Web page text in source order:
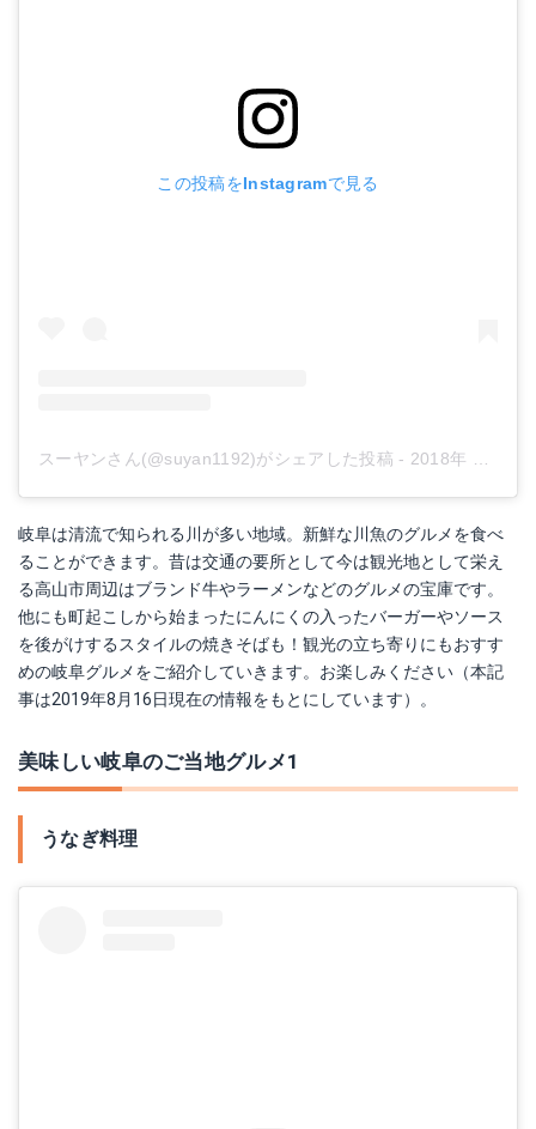
この投稿をInstagramで見る
スーヤンさん(@suyan1192)がシェアした投稿 - 2018年 8月月4日午前6時40分PDT
岐阜は清流で知られる川が多い地域。新鮮な川魚のグルメを食べ
ることができます。昔は交通の要所として今は観光地として栄え
る高山市周辺はブランド牛やラーメンなどのグルメの宝庫です。
他にも町起こしから始まったにんにくの入ったバーガーやソース
を後がけするスタイルの焼きそばも！観光の立ち寄りにもおすす
めの岐阜グルメをご紹介していきます。お楽しみください（本記
事は2019年8月16日現在の情報をもとにしています）。
美味しい岐阜のご当地グルメ1
うなぎ料理